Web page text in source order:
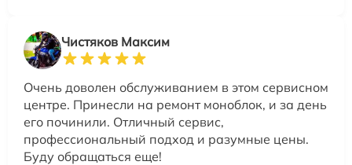
Чистяков Максим
Очень доволен обслуживанием в этом сервисном
центре. Принесли на ремонт моноблок, и за день
его починили. Отличный сервис,
профессиональный подход и разумные цены.
Буду обращаться еще!